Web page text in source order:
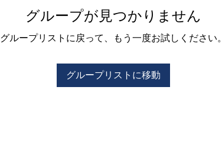
グループが見つかりません
グループリストに戻って、もう一度お試しください。
グループリストに移動